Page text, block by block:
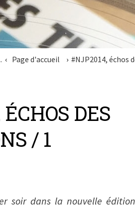
Page d'accueil #NJP2014, échos
DES
/ 1
soir dans la nouvelle